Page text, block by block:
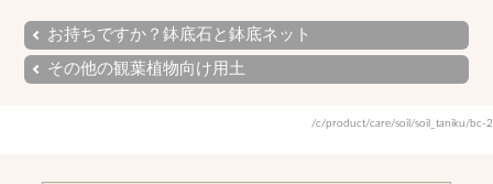
お持ちですか？鉢底石と鉢底ネット
その他の観葉植物向け用土
/c/product/care/soil/soil_taniku/bc-2